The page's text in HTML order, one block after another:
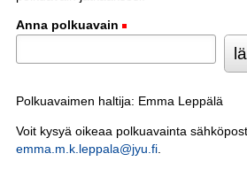
Anna polkuavain
Polkuavaimen haltija: Emma Leppälä
Voit kysyä oikeaa polkuavainta
emma.m.k.leppala@jyu.fi.